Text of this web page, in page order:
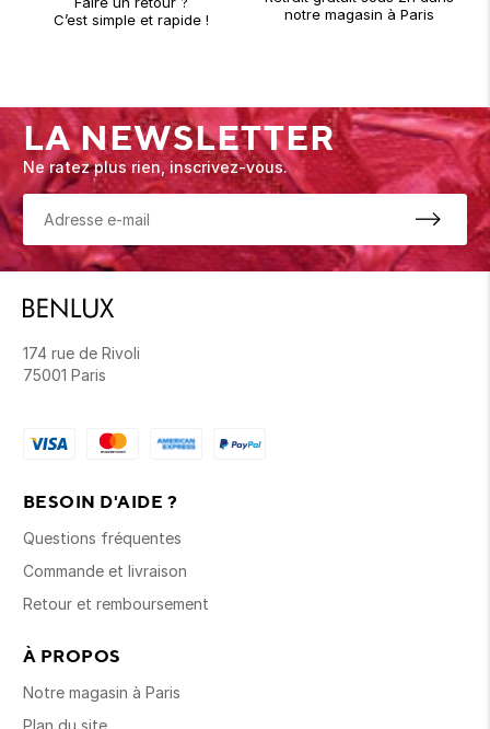
C’est simple et rapide !
notre magasin à Paris
LA NEWSLETTER
Ne ratez plus rien, inscrivez-vous.
174 rue de Rivoli
75001 Paris
BESOIN D'AIDE ?
Questions fréquentes
Commande et livraison
Retour et remboursement
À PROPOS
Notre magasin à Paris
Plan du site